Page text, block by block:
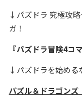
↓パズドラ 究極攻
ガ！
『パズドラ冒険4コ
↓パズドラを始める
パズル＆ドラゴン